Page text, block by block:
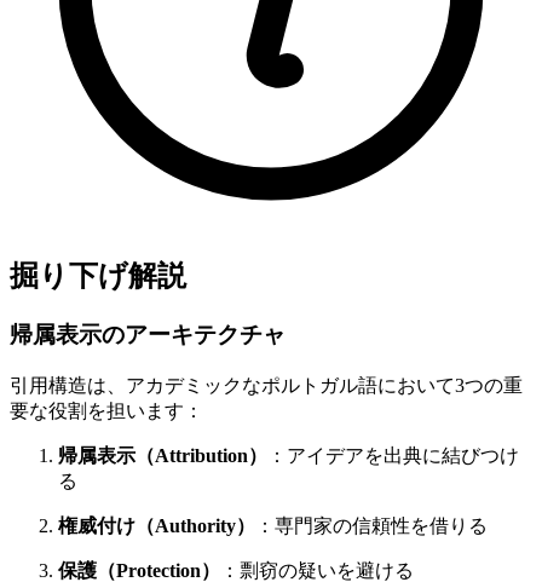
掘り下げ解説
帰属表示のアーキテクチャ
引用構造は、アカデミックなポルトガル語において3つの重
要な役割を担います：
帰属表示（Attribution）
：アイデアを出典に結びつけ
る
権威付け（Authority） ：専門家の信頼性を借りる
保護（Protection） ：剽窃の疑いを避ける